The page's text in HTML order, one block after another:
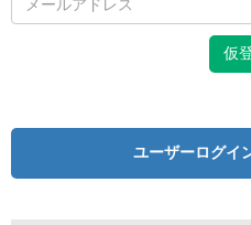
ユーザーログイ